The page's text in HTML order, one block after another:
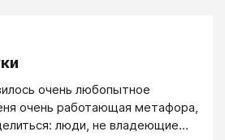
очень любопытное
очень работающая метафора,
люди, не владеющие